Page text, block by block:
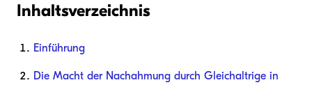
Inhaltsverzeichnis
Einführung
Die Macht der Nachahmung durch Gleichaltrige in